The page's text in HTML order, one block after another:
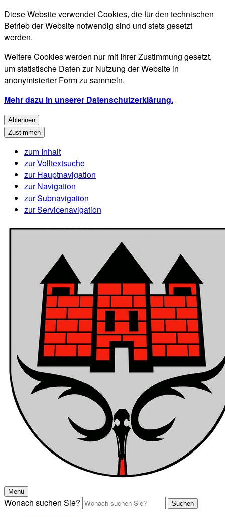
Diese Website verwendet Cookies, die für den technischen
Betrieb der Website notwendig sind und stets gesetzt
werden.
Weitere Cookies werden nur mit Ihrer Zustimmung gesetzt,
um statistische Daten zur Nutzung der Website in
anonymisierter Form zu sammeln.
Mehr dazu in unserer Datenschutzerklärung.
Ablehnen
Zustimmen
zum Inhalt
zur Volltextsuche
zur Hauptnavigation
zur Navigation
zur Subnavigation
zur Servicenavigation
Menü
Wonach suchen Sie? Suchen